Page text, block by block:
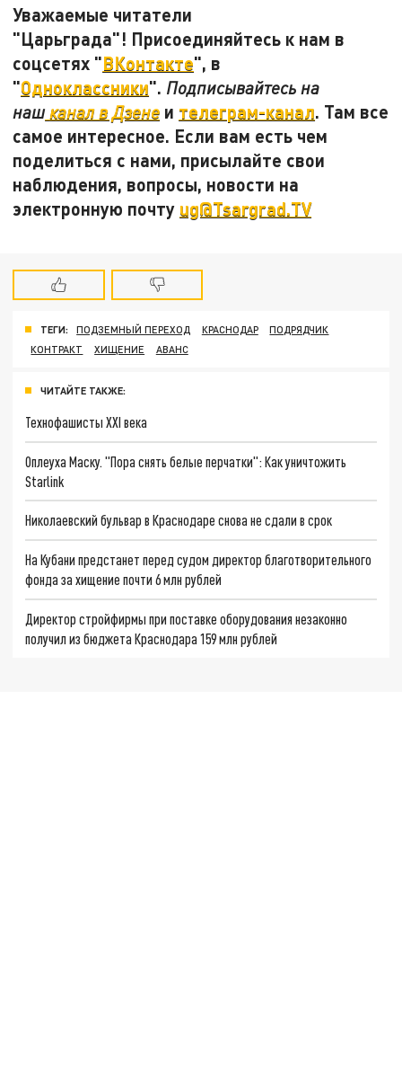
Уважаемые читатели
"Царьграда"! Присоединяйтесь к нам в
соцсетях "ВКонтакте", в
"Одноклассники". Подписывайтесь на
наш канал в Дзене и телеграм-канал. Там все
самое интересное. Если вам есть чем
поделиться с нами, присылайте свои
наблюдения, вопросы, новости на
электронную почту ug@Tsargrad.TV
ТЕГИ: ПОДЗЕМНЫЙ ПЕРЕХОД КРАСНОДАР
ПОДРЯДЧИК
КОНТРАКТ
ХИЩЕНИЕ АВАНС
ЧИТАЙТЕ ТАКЖЕ:
Технофашисты XXI века
Оплеуха Маску. "Пора снять белые перчатки": Как уничтожить
Starlink
Николаевский бульвар в Краснодаре снова не сдали в срок
На Кубани предстанет перед судом директор благотворительного
фонда за хищение почти 6 млн рублей
Директор стройфирмы при поставке оборудования незаконно
получил из бюджета Краснодара 159 млн рублей